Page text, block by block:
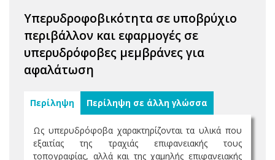
Υπερυδροφοβικότητα σε υποβρύχιο
περιβάλλον και εφαρμογές σε
υπερυδρόφοβες μεμβράνες για
αφαλάτωση
Περίληψη Περίληψη σε άλλη γλώσσα
Ως υπερυδρόφοβα χαρακτηρίζονται τα υλικά που
εξαιτίας της τραχιάς επιφανειακής τους
τοπογραφίας, αλλά και της χαμηλής επιφανειακής